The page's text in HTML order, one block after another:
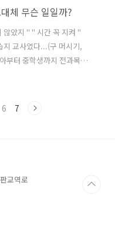
체 무슨 일일까?
않았지 " " 시간 꼭 지켜 "
지 교사였다...(구 머시기,
부터 중학생까지 전과목을
으로 하는 전문학습지로
일은 영어전문 학습지 가정
6 7
교역로